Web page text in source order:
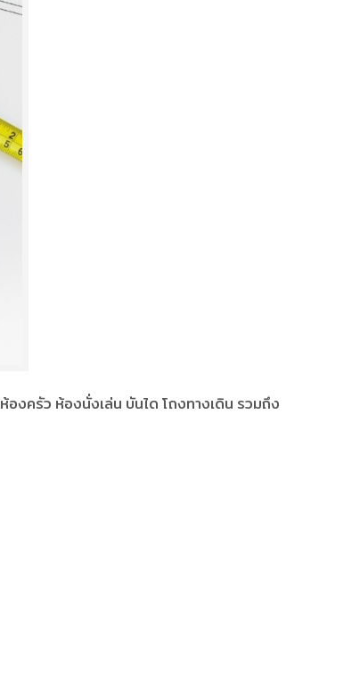
งครัว ห้องนั่งเล่น บันได โถงทางเดิน รวมถึง